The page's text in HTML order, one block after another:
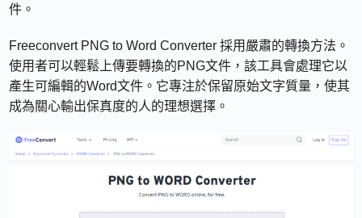
件。
Freeconvert PNG to Word Converter 採用嚴肅的轉換方法。
使用者可以輕鬆上傳要轉換的PNG文件，該工具會處理它以
產生可編輯的Word文件。它專注於保留原始文字質量，使其
成為關心輸出保真度的人的理想選擇。